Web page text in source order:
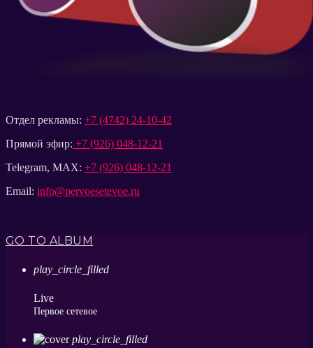
Отдел рекламы: +7 (4742) 24-10-42
Прямой эфир: +7 (926) 048-12-21
Telegram, MAX: +7 (926) 048-12-21
Email: info@pervoesetevoe.ru
GO TO ALBUM
play_circle_filled
Live
Первое сетевое
play_circle_filled